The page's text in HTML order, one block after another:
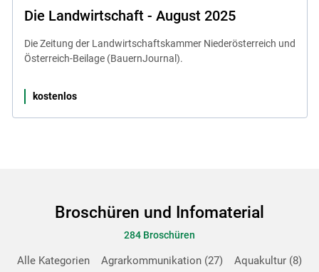
Die Landwirtschaft - August 2025
Die Zeitung der Landwirtschaftskammer Niederösterreich und
Österreich-Beilage (BauernJournal).
kostenlos
Broschüren und Infomaterial
284 Broschüren
Alle Kategorien Agrarkommunikation 27 Aquakultur 8